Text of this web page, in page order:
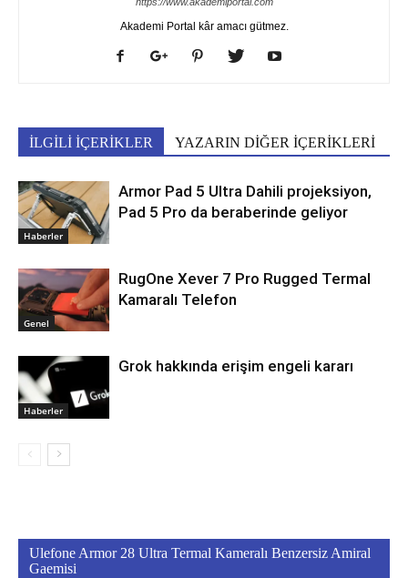
Akademi Portal kâr amacı gütmez.
İLGİLİ İÇERİKLER YAZARIN DİĞER İÇERİKLERİ
Haberler
Armor Pad 5 Ultra Dahili projeksiyon,
Pad 5 Pro da beraberinde geliyor
Genel
RugOne Xever 7 Pro Rugged Termal
Kamaralı Telefon
Haberler
Grok hakkında erişim engeli kararı
Ulefone Armor 28 Ultra Termal Kameralı Benzersiz Amiral
Gaemisi